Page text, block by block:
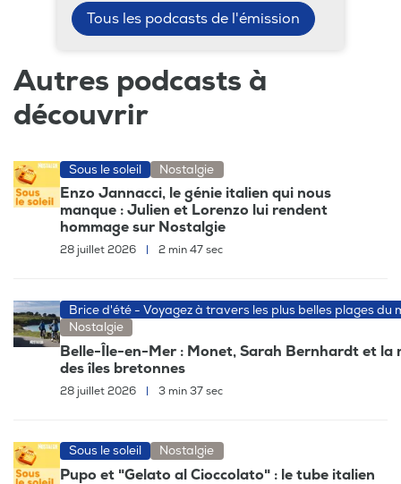
Tous les podcasts de l'émission
Autres podcasts à
découvrir
Sous le soleil Nostalgie
Enzo Jannacci, le génie italien qui nous
manque : Julien et Lorenzo lui rendent
hommage sur Nostalgie
28 juillet 2026 2 min 47 sec
Brice d'été - Voyagez à travers les plus belles plages du
Nostalgie
Belle-Île-en-Mer : Monet, Sarah Bernhardt et la
des îles bretonnes
28 juillet 2026 3 min 37 sec
Sous le soleil Nostalgie
Pupo et "Gelato al Cioccolato" : le tube italien